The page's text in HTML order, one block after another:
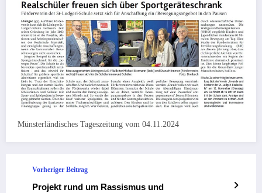
Münsterländisches Tageszeitung vom 04.11.2024
Vorheriger Beitrag
Projekt rund um Rassismus und